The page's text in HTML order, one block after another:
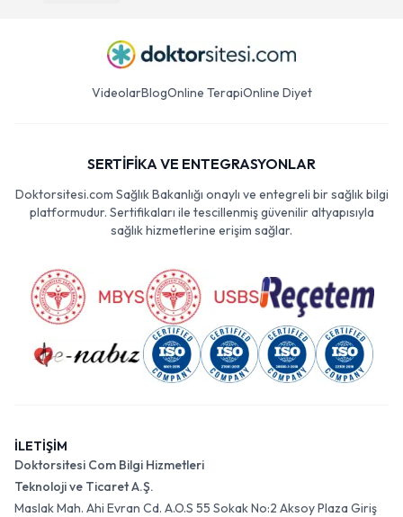
VideolarBlogOnline TerapiOnline Diyet
SERTİFİKA VE ENTEGRASYONLAR
Doktorsitesi.com Sağlık Bakanlığı onaylı ve entegreli bir sağlık bilgi
platformudur. Sertifikaları ile tescillenmiş güvenilir altyapısıyla
sağlık hizmetlerine erişim sağlar.
İLETİŞİM
Doktorsitesi Com Bilgi Hizmetleri
Teknoloji ve Ticaret A.Ş.
Maslak Mah. Ahi Evran Cd. A.O.S 55 Sokak No:2 Aksoy Plaza Giriş